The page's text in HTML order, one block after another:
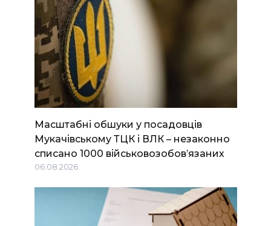
Масштабні обшуки у посадовців
Мукачівському ТЦК і ВЛК – незаконно
списано 1000 військовозобов’язаних
06.08.2026